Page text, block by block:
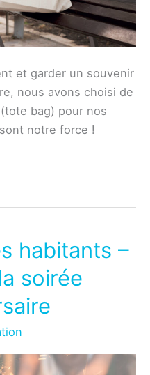
et garder un souvenir
nous avons choisi de
bag) pour nos
notre force !
habitants –
soirée